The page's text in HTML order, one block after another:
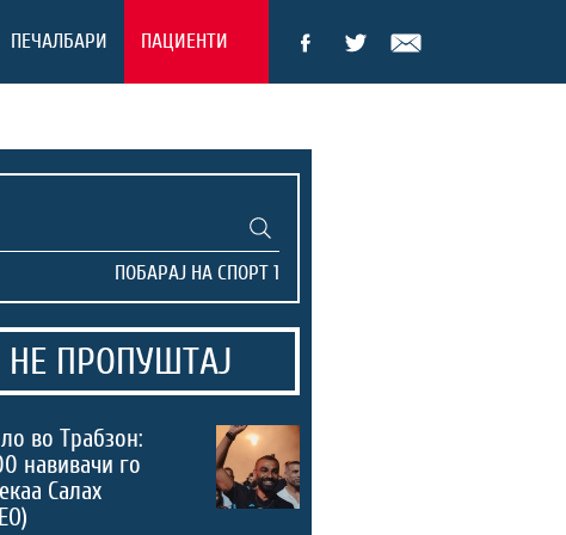
ПЕЧАЛБАРИ ПАЦИЕНТИ
НЕ ПРОПУШТАЈ
во Трабзон:
навивачи го
Салах